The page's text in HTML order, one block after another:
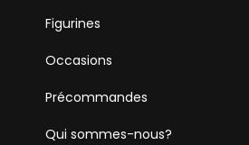
Figurines
Occasions
Précommandes
Qui sommes-nous?